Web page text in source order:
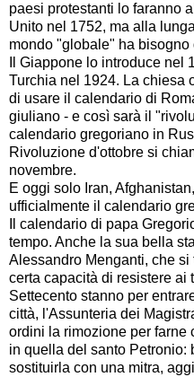
paesi protestanti lo faranno
Unito nel 1752, ma alla
mondo "globale" ha
Il Giappone lo introduce nel
Turchia nel 1924. La chiesa
di usare il calendario di
giuliano - e così sarà il
calendario gregoriano in
Rivoluzione d'ottobre si
novembre.
E oggi solo Iran,
ufficialmente il calendario
Il calendario di papa
tempo. Anche la sua bella
Alessandro Menganti, che
certa capacità di resistere ai
Settecento stanno per
città, l'Assunteria dei
ordini la rimozione per farne
in quella del santo Petronio:
sostituirla con una mitra,